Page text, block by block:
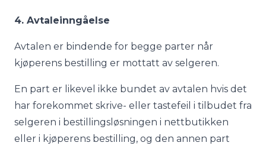
4. Avtaleinngåelse
Avtalen er bindende for begge parter når
kjøperens bestilling er mottatt av selgeren.
En part er likevel ikke bundet av avtalen hvis det
har forekommet skrive- eller tastefeil i tilbudet fra
selgeren i bestillingsløsningen i nettbutikken
eller i kjøperens bestilling, og den annen part